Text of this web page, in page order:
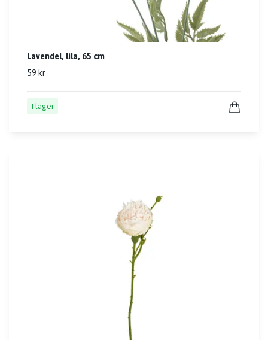
Lavendel, lila, 65 cm
59 kr
I lager